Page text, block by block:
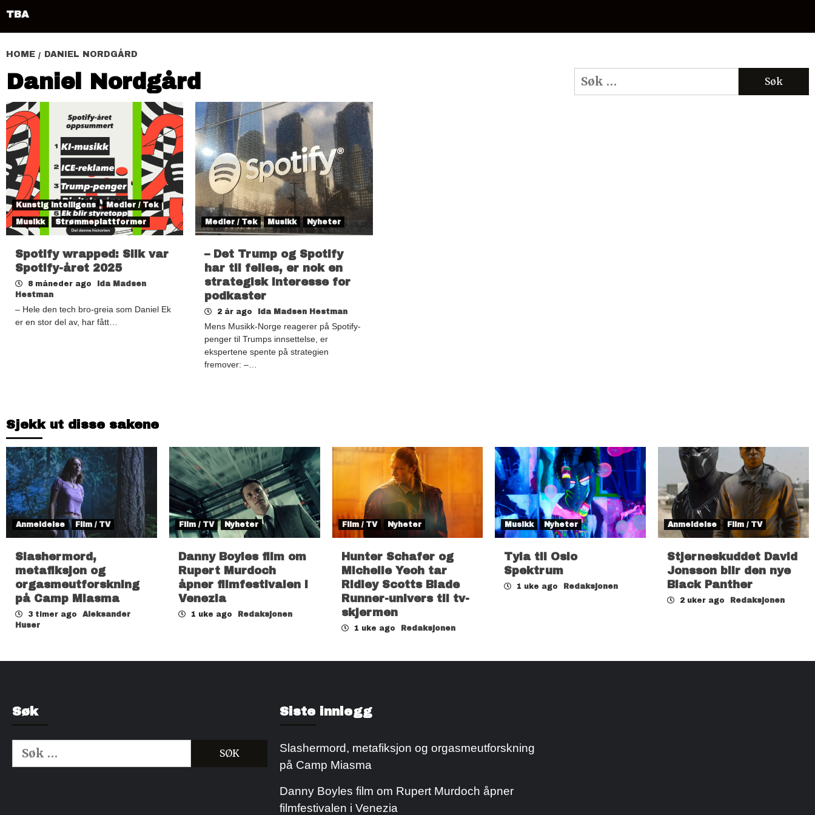
TBA
HOME DANIEL NORDGÅRD
Daniel Nordgård
Kunstig intelligens
Medier / Tek
Musikk
Strømmeplattformer
Spotify wrapped: Slik var
Spotify-året 2025
8 måneder ago
Ida Madsen
Hestman
– Hele den tech bro-greia som Daniel Ek
er en stor del av, har fått…
Medier / Tek Musikk Nyheter
– Det Trump og Spotify
har til felles, er nok en
strategisk interesse for
podkaster
2 år ago Ida Madsen Hestman
Mens Musikk-Norge reagerer på Spotify-
penger til Trumps innsettelse, er
ekspertene spente på strategien
fremover: –…
Søk
etter:
Sjekk ut disse sakene
Anmeldelse Film / TV
Slashermord,
metafiksjon og
orgasmeutforskning
på Camp Miasma
3 timer ago
Aleksander
Huser
Film / TV Nyheter
Danny Boyles film om
Rupert Murdoch
åpner filmfestivalen i
Venezia
1 uke ago Redaksjonen
Film / TV Nyheter
Hunter Schafer og
Michelle Yeoh tar
Ridley Scotts Blade
Runner-univers til tv-
skjermen
1 uke ago Redaksjonen
Musikk Nyheter
Tyla til Oslo
Spektrum
1 uke ago Redaksjonen
Anmeldelse Film / TV
Stjerneskuddet David
Jonsson blir den nye
Black Panther
2 uker ago Redaksjonen
Søk
Søk
etter:
Siste innlegg
Slashermord, metafiksjon og orgasmeutforskning
på Camp Miasma
Danny Boyles film om Rupert Murdoch åpner
filmfestivalen i Venezia